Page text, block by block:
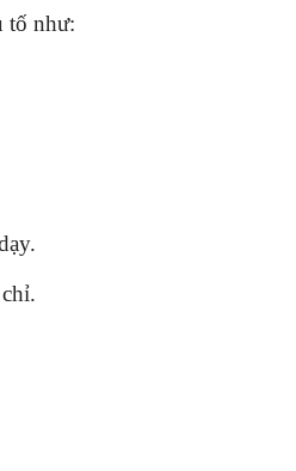
tố như: